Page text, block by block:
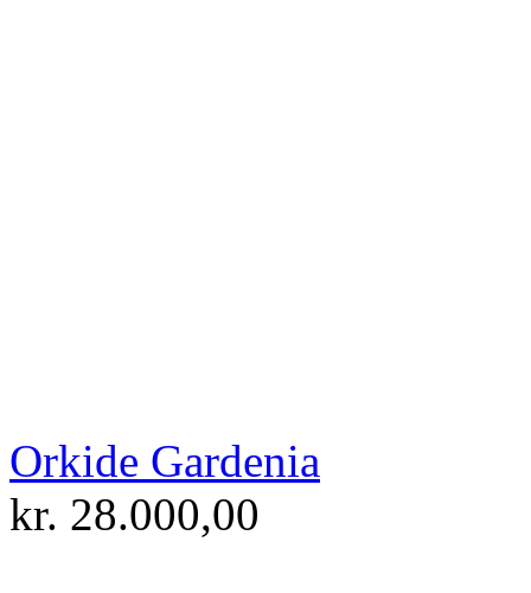
Orkide Gardenia
kr. 28.000,00